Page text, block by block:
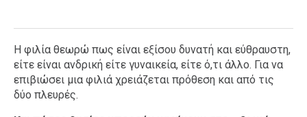
Η φιλία θεωρώ πως είναι εξίσου δυνατή και εύθραυστη,
είτε είναι ανδρική είτε γυναικεία, είτε ό,τι άλλο. Για να
επιβιώσει μια φιλιά χρειάζεται πρόθεση και από τις
δύο πλευρές.